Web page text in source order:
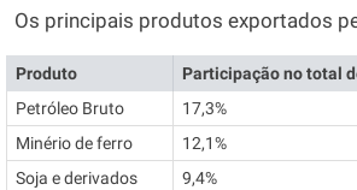
Os principais produtos exportados
Produto
Participação no total
Petróleo Bruto
17,3%
Minério de ferro
12,1%
Soja e derivados
9,4%